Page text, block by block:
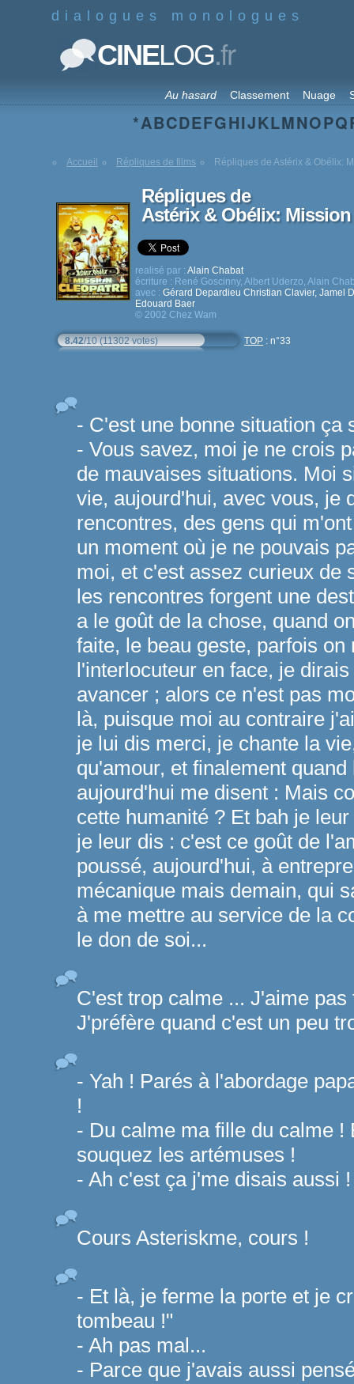
dialogues monologues
CINELOG.fr
Au hasard Classement Nuage
*ABCDEFGHIJKLMNOPQ
Accueil Répliques de films Répliques de Astérix & Obélix:
Répliques de
Astérix & Obélix:
realisé par : Alain Chabat
écriture : René Goscinny, Albert Uderzo, Alain
avec : Gérard Depardieu Christian Clavier, Jamel
Edouard Baer
© 2002 Chez Wam
8.42/10 (11302 votes) TOP : n°33
- C'est une bonne situation ça
- Vous savez, moi je ne crois
de mauvaises situations. Moi
vie, aujourd'hui, avec vous, je
rencontres, des gens qui
un moment où je ne pouvais
moi, et c'est assez curieux de
les rencontres forgent une
a le goût de la chose, quand
faite, le beau geste, parfois on
l'interlocuteur en face, je
avancer ; alors ce n'est pas
là, puisque moi au contraire
je lui dis merci, je chante la
qu'amour, et finalement
aujourd'hui me disent : Mais
cette humanité ? Et bah je
je leur dis : c'est ce goût de
poussé, aujourd'hui, à
mécanique mais demain, qui
à me mettre au service de la
le don de soi...
C'est trop calme ... J'aime
J'préfère quand c'est un peu
- Yah ! Parés à l'abordage
!
- Du calme ma fille du calme !
souquez les artémuses !
- Ah c'est ça j'me disais aussi !
Cours Asteriskme, cours !
- Et là, je ferme la porte et je
tombeau !"
- Ah pas mal...
- Parce que j'avais aussi